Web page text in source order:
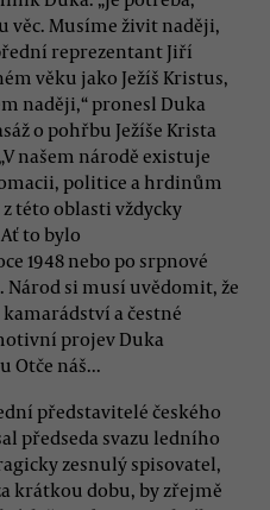
věc. Musíme živit naději,
reprezentant Jiří
věku jako Ježíš Kristus,
naději,“ pronesl Duka
o pohřbu Ježíše Krista
našem národě existuje
politice a hrdinům
této oblasti vždycky
to bylo
1948 nebo po srpnové
Národ si musí uvědomit, že
a čestné
projev Duka
Otče náš...
představitelé českého
předseda svazu ledního
zesnulý spisovatel,
krátkou dobu, by zřejmě